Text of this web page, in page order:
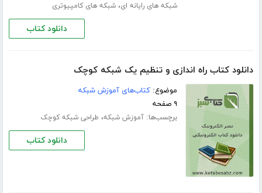
شبکه های رایانه ای،شبکه های کامپیوتری
دانلود کتاب
دانلود کتاب راه اندازی و تنظیم یک شبکه کوچک
موضوع:کتاب‌های آموزش شبکه
۹ صفحه
برچسب‌ها:آموزش شبکه، طراحی شبکه کوچک
دانلود کتاب